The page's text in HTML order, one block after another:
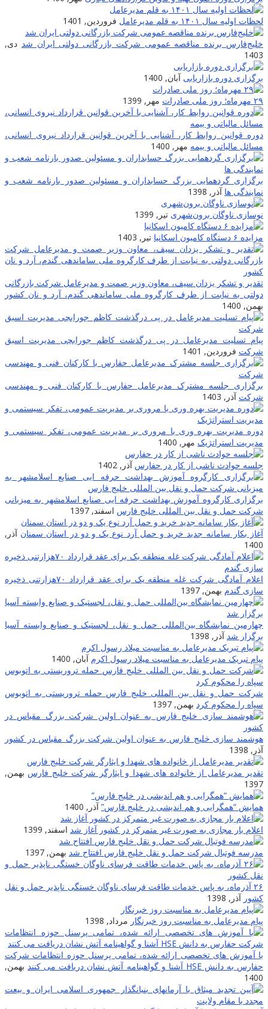
لحظات اولیه سال ۱۴۰۱ به قلم مدیرعامل
فروردین, 1401
خلیج‌فارس برنده مناقصه عمومی شرکت بازرگانی دولتی ایران شد دی,
1403
برگزاری دوره بازاریابی آبان, 1400
۲۹ مهرماه؛ روز ملی صادرات
مهر, 1399
دوره قوانین روابط کار، آشنایی با آخرین قوانین قرارداد نیروی انسانی،
مسائل مالیاتی و بیمه مهر, 1400
برگزاری گردهمایی بزرگ حسابداران و مسئولین صدور بارنامه شعب و
نمایندگی ها آذر, 1398
نوسازی ناوگان برون‌شهری تیر, 1399
مزایده ۶ دستگاه کامیون اسکانیا
تیر, 1403
تقدیر و تشکر یزدان سیف، معاون وزیر صمت و مدیرعامل شرکت بازرگانی
دولتی به نیابت از طرف کارگروه ملی ساماندهی گندم، آرد و نان کشور
بهمن, 1400
پیام تسلیت مدیرعامل در پی درگذشت کاظم جورابچی مدیریت اسبق
شرکت فروردین, 1401
برگزاری جلسه مشترک مدیرعامل حفارس با کارکنان فنی و مهندسی
شرکت آذر, 1403
دوره مدیریت بهره وری با مروری بر مدیریت عمومی، تفکر سیستمی و
مدیریت استراتژیک مهر, 1400
جلسه حوادث ناشی از کار در حفارس آذر, 1402
برگزاری کارگروه آموزش بهداشت حرفه ایی صنایع اسلامشهر به میزبانی
شرکت حمل و نقل بین المللی خلیج فارس اسفند, 1397
آغاز بکار سامانه جدید خرید و حمل آرد نوع یک و دو در استان سمنان آذر,
1400
اعلام آمادگی شرکت غله منطقه یک برای عقد قرارداد ۷۰هزارتنی ذخیره
سازی گندم بهمن, 1397
چهارمین نمایشگاه بین‌المللی حمل و نقل، لجستیک و صنایع وابسته آسیا
برگزار ‌شد آذر, 1398
پیام تبریک مدیرعامل به مناسبت میلاد رسول اکرم آبان, 1400
شرکت حمل و نقل بین المللی خلیج فارس حمله تروریستی به اتوبوس
سپاه را محکوم کرد بهمن, 1397
هوشمند سازی خلیج فارس به عنوان اولین شرکت بزرگ مقیاس در کشور
آذر, 1398
تقدیر مدیرعامل از خانواده های شهدا و ایثارگر شرکت خلیج فارس بهمن,
1397
همایش “همگرایی و هم اندیشی در خلیج فارس” آذر, 1400
اعلام بار مجازی به صورت غیر متمرکز در کشور آغاز شد اسفند, 1399
مدرسه فوتبال شرکت حمل و نقل خلیج فارس افتتاح شد بهمن, 1397
۲۶ آذرماه، به پاس خدمات طاقت فرسای ناوگان خستگی ناپذیر حمل و نقل
کشور آذر, 1398
پیام مدیرعامل به مناسبت روز خبرنگار مرداد, 1398
با آموزش های تخصصی ارائه شده، تمامی پرسنل حوزه انتظامات شرکت
حفارس به دانش HSE آشنا و گواهینامه آتش نشان دریافت می کنند
بهمن,
1400